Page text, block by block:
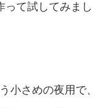
って試してみまし
小さめの夜用で、